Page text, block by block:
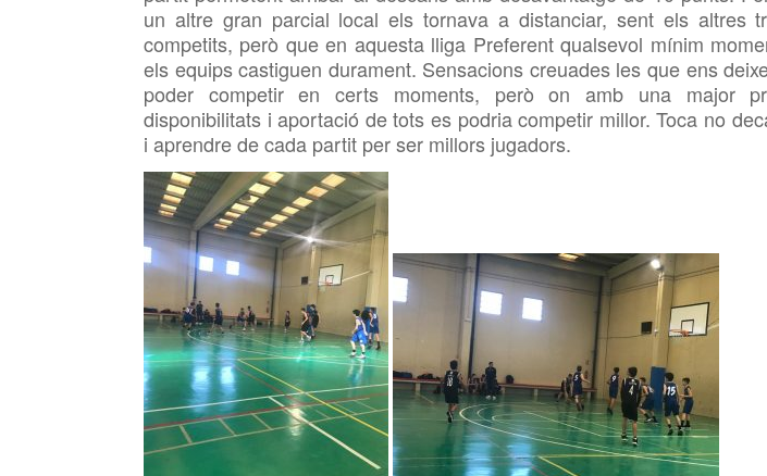
un altre gran parcial local els tornava a distanciar, sent els altres
competits, però que en aquesta lliga Preferent qualsevol mínim
els equips castiguen durament. Sensacions creuades les que ens
poder competir en certs moments, però on amb una major
disponibilitats i aportació de tots es podria competir millor. Toca no
i aprendre de cada partit per ser millors jugadors.